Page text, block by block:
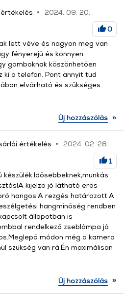
2024. 09. 20.
0
lett véve és nagyon meg van
fényerejű és könnyen
gomboknak köszönhetően
ki a telefon. Pont annyit tud
elvárható és szükséges.
Új hozzászólás »
értékelés
2024. 02. 28.
1
kijelző jó látható erős
hangos.A rezgés határozott.A
hangminőség rendben
állapotban is
rendelkező zseblámpa jó
módon még a kamera
szükség van rá.Én maximálisan
Új hozzászólás »